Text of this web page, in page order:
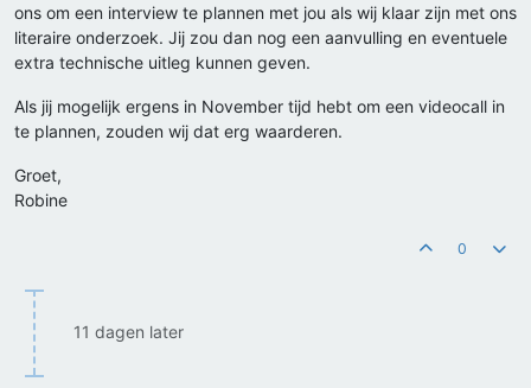
ons om een interview te plannen met jou als wij klaar zijn met ons
literaire onderzoek. Jij zou dan nog een aanvulling en eventuele
extra technische uitleg kunnen geven.
Als jij mogelijk ergens in November tijd hebt om een videocall in
te plannen, zouden wij dat erg waarderen.
Groet,
Robine
0
11 dagen later